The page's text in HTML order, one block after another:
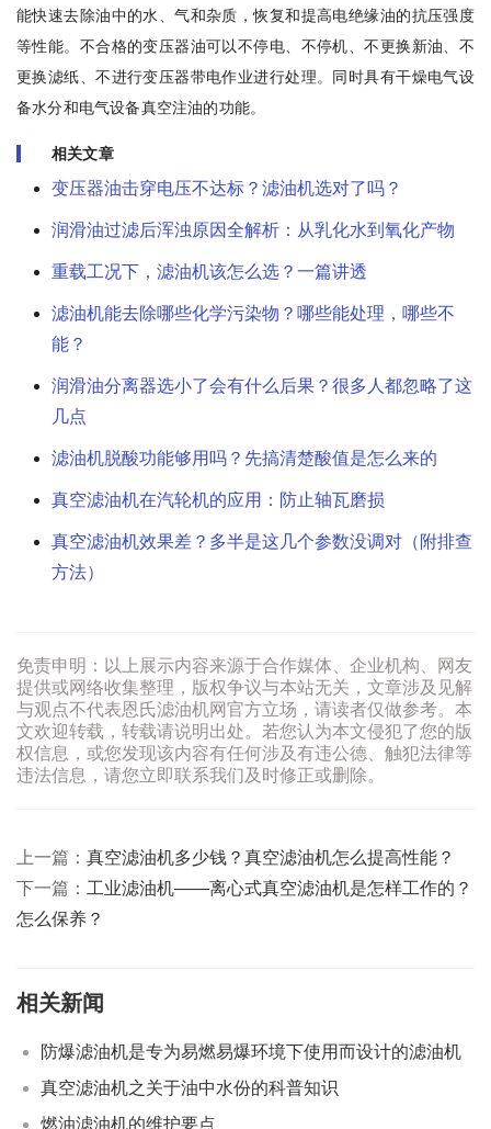
能快速去除油中的水、气和杂质，恢复和提高电绝缘油的抗压强度
等性能。不合格的变压器油可以不停电、不停机、不更换新油、不
更换滤纸、不进行变压器带电作业进行处理。同时具有干燥电气设
备水分和电气设备真空注油的功能。
相关文章
变压器油击穿电压不达标？滤油机选对了吗？
润滑油过滤后浑浊原因全解析：从乳化水到氧化产物
重载工况下，滤油机该怎么选？一篇讲透
滤油机能去除哪些化学污染物？哪些能处理，哪些不
能？
润滑油分离器选小了会有什么后果？很多人都忽略了这
几点
滤油机脱酸功能够用吗？先搞清楚酸值是怎么来的
真空滤油机在汽轮机的应用：防止轴瓦磨损
真空滤油机效果差？多半是这几个参数没调对（附排查
方法）
免责申明：以上展示内容来源于合作媒体、企业机构、网友
提供或网络收集整理，版权争议与本站无关，文章涉及见解
与观点不代表恩氏滤油机网官方立场，请读者仅做参考。本
文欢迎转载，转载请说明出处。若您认为本文侵犯了您的版
权信息，或您发现该内容有任何涉及有违公德、触犯法律等
违法信息，请您立即联系我们及时修正或删除。
上一篇： 真空滤油机多少钱？真空滤油机怎么提高性能？
下一篇： 工业滤油机——离心式真空滤油机是怎样工作的？
怎么保养？
相关新闻
防爆滤油机是专为易燃易爆环境下使用而设计的滤油机
真空滤油机之关于油中水份的科普知识
燃油滤油机的维护要点